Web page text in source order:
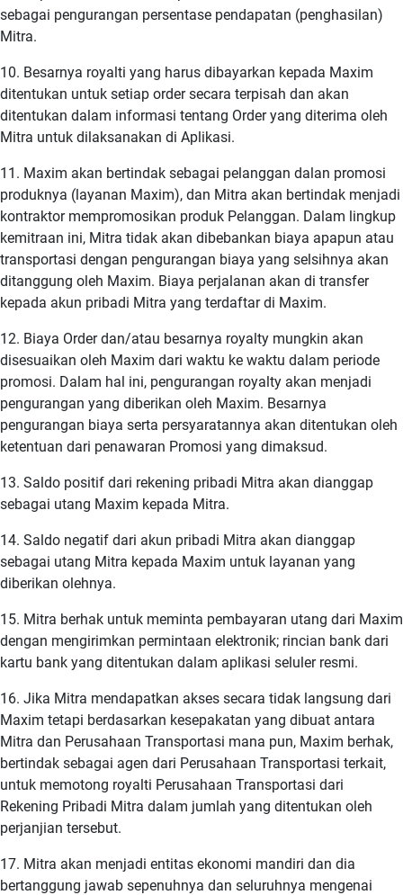
sebagai pengurangan persentase pendapatan (penghasilan)
Mitra.
10. Besarnya royalti yang harus dibayarkan kepada Maxim
ditentukan untuk setiap order secara terpisah dan akan
ditentukan dalam informasi tentang Order yang diterima oleh
Mitra untuk dilaksanakan di Aplikasi.
11. Maxim akan bertindak sebagai pelanggan dalan promosi
produknya (layanan Maxim), dan Mitra akan bertindak menjadi
kontraktor mempromosikan produk Pelanggan. Dalam lingkup
kemitraan ini, Mitra tidak akan dibebankan biaya apapun atau
transportasi dengan pengurangan biaya yang selsihnya akan
ditanggung oleh Maxim. Biaya perjalanan akan di transfer
kepada akun pribadi Mitra yang terdaftar di Maxim.
12. Biaya Order dan/atau besarnya royalty mungkin akan
disesuaikan oleh Maxim dari waktu ke waktu dalam periode
promosi. Dalam hal ini, pengurangan royalty akan menjadi
pengurangan yang diberikan oleh Maxim. Besarnya
pengurangan biaya serta persyaratannya akan ditentukan oleh
ketentuan dari penawaran Promosi yang dimaksud.
13. Saldo positif dari rekening pribadi Mitra akan dianggap
sebagai utang Maxim kepada Mitra.
14. Saldo negatif dari akun pribadi Mitra akan dianggap
sebagai utang Mitra kepada Maxim untuk layanan yang
diberikan olehnya.
15. Mitra berhak untuk meminta pembayaran utang dari Maxim
dengan mengirimkan permintaan elektronik; rincian bank dari
kartu bank yang ditentukan dalam aplikasi seluler resmi.
16. Jika Mitra mendapatkan akses secara tidak langsung dari
Maxim tetapi berdasarkan kesepakatan yang dibuat antara
Mitra dan Perusahaan Transportasi mana pun, Maxim berhak,
bertindak sebagai agen dari Perusahaan Transportasi terkait,
untuk memotong royalti Perusahaan Transportasi dari
Rekening Pribadi Mitra dalam jumlah yang ditentukan oleh
perjanjian tersebut.
17. Mitra akan menjadi entitas ekonomi mandiri dan dia
bertanggung jawab sepenuhnya dan seluruhnya mengenai